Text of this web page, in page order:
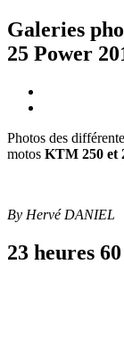
Galeries
25 Power
Photos des
motos KTM 250 et
By Hervé DANIEL
23 heures